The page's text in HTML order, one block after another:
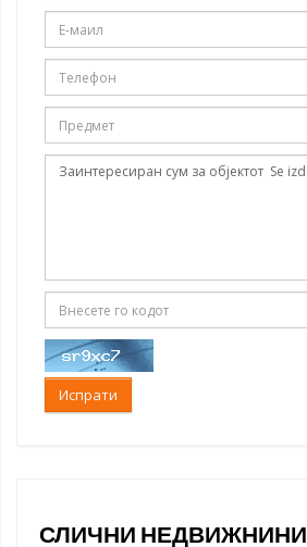
Испрати
СЛИЧНИ НЕДВИЖНИНИ